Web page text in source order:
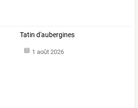
Tatin d'aubergines
1 août 2026